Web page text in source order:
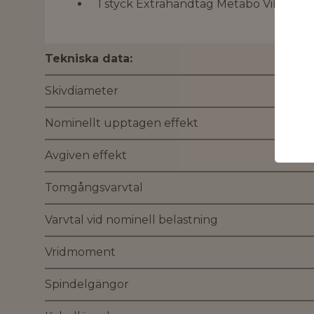
1 styck Extrahandtag Metabo
Tekniska data:
Skivdiameter
Nominellt upptagen effekt
Avgiven effekt
Tomgångsvarvtal
Varvtal vid nominell belastning
Vridmoment
Spindelgängor